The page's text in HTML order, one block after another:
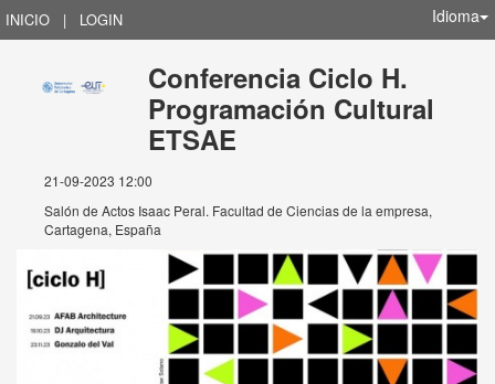
INICIO | LOGIN Idioma
Conferencia Ciclo H.
Programación Cultural
ETSAE
21-09-2023 12:00
Salón de Actos Isaac Peral. Facultad de Ciencias de la empresa,
Cartagena, España